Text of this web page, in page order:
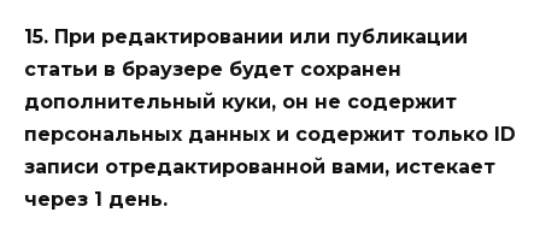
15. При редактировании или публикации
статьи в браузере будет сохранен
дополнительный куки, он не содержит
персональных данных и содержит только ID
записи отредактированной вами, истекает
через 1 день.